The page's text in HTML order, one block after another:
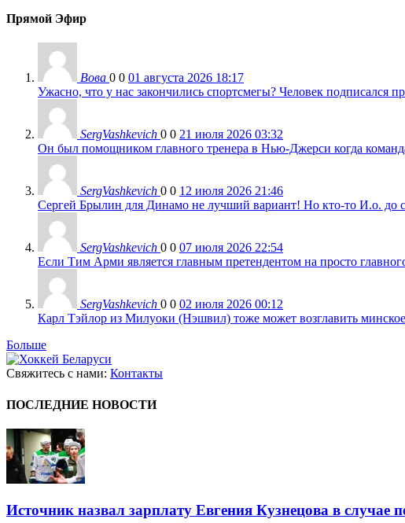
Прямой Эфир
Вова 0 0 01 августа 2026 18:17
Ужасно, что у нас закончились спортсмегы? Человек подписался
SergVashkevich 0 0 21 июля 2026 03:32
Он был помощником главного тренера в Нью-Джерси когда
SergVashkevich 0 0 12 июля 2026 21:46
Сергей Брылин для Динамо не лучший вариант! Но кто-то И.о. до
SergVashkevich 0 0 07 июля 2026 22:54
Если Тим Арми является главным претендентом на просто
SergVashkevich 0 0 02 июля 2026 00:12
Карл Тэйлор из Милуоки (Нэшвил) тоже может возглавить
Больше
Свяжитесь с нами: Контакты
ПОСЛЕДНИЕ НОВОСТИ
Источник назвал зарплату Евгения Кузнецова в случае